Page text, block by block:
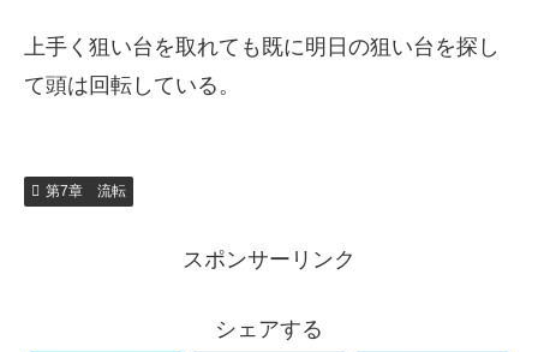
上手く狙い台を取れても既に明日の狙い台を探し
て頭は回転している。
第7章 流転
スポンサーリンク
シェアする